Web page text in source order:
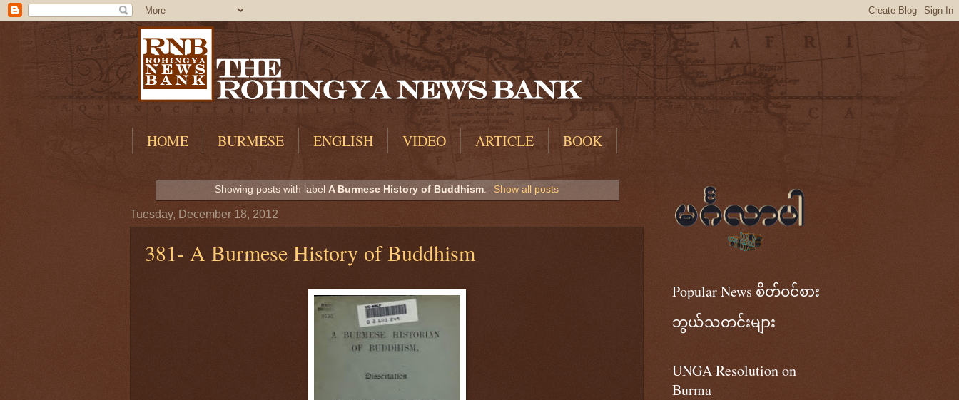
HOME BURMESE ENGLISH VIDEO ARTICLE BOOK
Showing posts with labelA Burmese History of Buddhism. Show all posts
Tuesday, December 18, 2012
381- A Burmese History of Buddhism
Popular News စိတ်ဝင်စား
ဘွယ်သတင်းများ
UNGA Resolution on
Burma